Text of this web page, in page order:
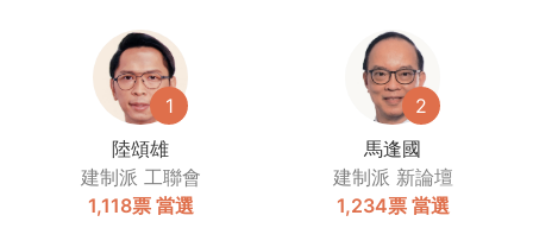
1
陸頌雄
建制派 工聯會
1,118票 當選
2
馬逢國
建制派 新論壇
1,234票 當選